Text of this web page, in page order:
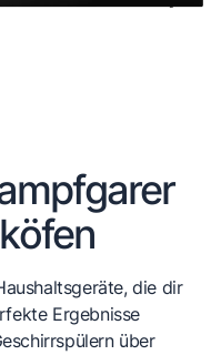
die dir
Ergebnisse
über